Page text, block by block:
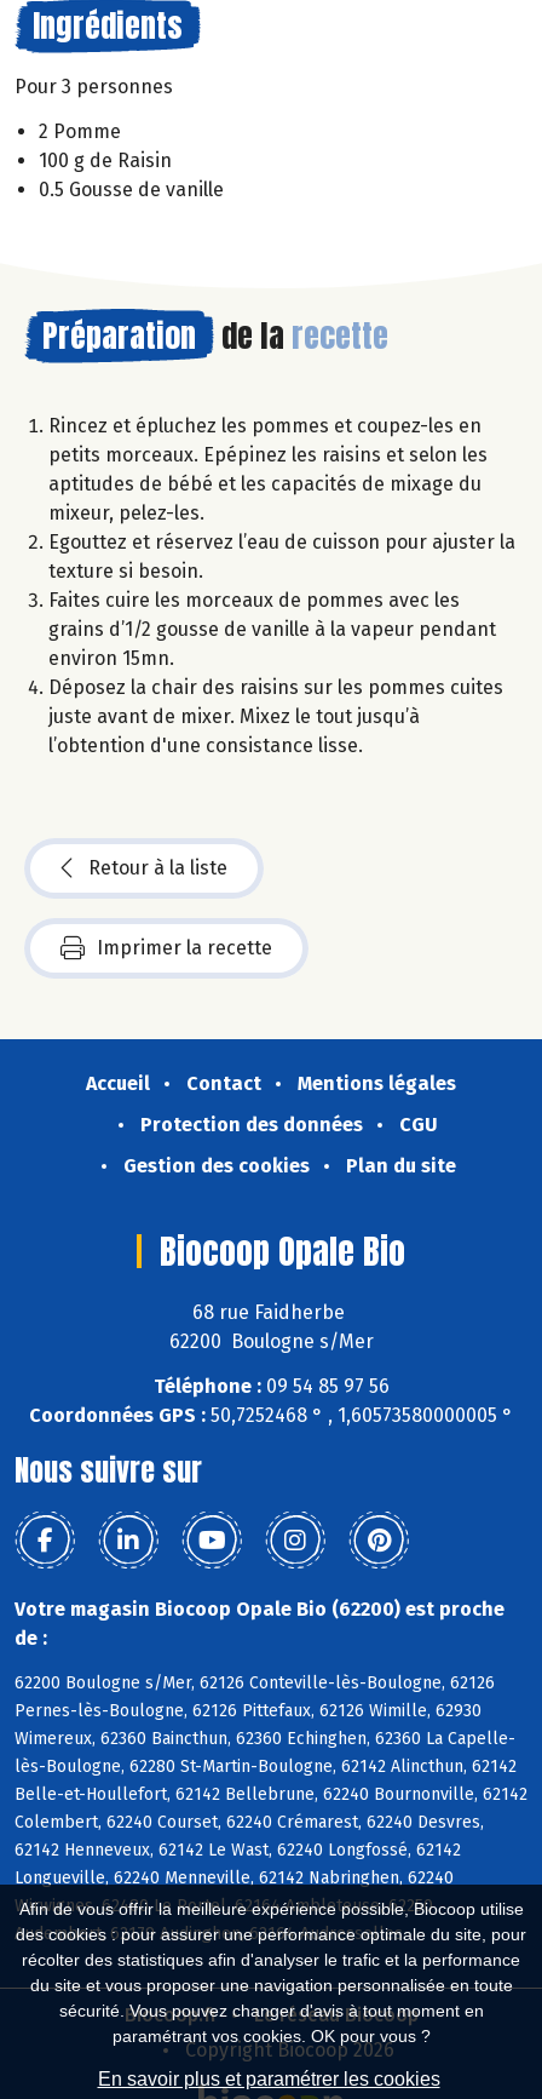
Afin de vous offrir la meilleure expérience possible, Biocoop utilise
des cookies : pour assurer une performance optimale du site, pour
récolter des statistiques afin d'analyser le trafic et la performance
du site et vous proposer une navigation personnalisée en toute
sécurité. Vous pouvez changer d'avis à tout moment en
paramétrant vos cookies. OK pour vous ?
En savoir plus et paramétrer les cookies
Ingrédients
Pour 3 personnes
2 Pomme
100 g de Raisin
0.5 Gousse de vanille
Préparation de la recette
Rincez et épluchez les pommes et coupez-les en
petits morceaux. Epépinez les raisins et selon les
aptitudes de bébé et les capacités de mixage du
mixeur, pelez-les.
Egouttez et réservez l’eau de cuisson pour ajuster la
texture si besoin.
Faites cuire les morceaux de pommes avec les
grains d’1/2 gousse de vanille à la vapeur pendant
environ 15mn.
Déposez la chair des raisins sur les pommes cuites
juste avant de mixer. Mixez le tout jusqu’à
l’obtention d'une consistance lisse.
Retour à la liste
Imprimer la recette
Accueil Contact
Mentions légales
Protection des données
CGU
Gestion des cookies
Plan du site
Biocoop Opale Bio
68 rue Faidherbe
62200 Boulogne s/Mer
Téléphone :09 54 85 97 56
Coordonnées GPS : 50,7252468 ° , 1,60573580000005 °
Nous suivre sur
Votre magasin Biocoop Opale Bio (62200) est proche
de :
62200 Boulogne s/Mer, 62126 Conteville-lès-Boulogne, 62126
Pernes-lès-Boulogne, 62126 Pittefaux, 62126 Wimille, 62930
Wimereux, 62360 Baincthun, 62360 Echinghen, 62360 La Capelle-
lès-Boulogne, 62280 St-Martin-Boulogne, 62142 Alincthun, 62142
Belle-et-Houllefort, 62142 Bellebrune, 62240 Bournonville, 62142
Colembert, 62240 Courset, 62240 Crémarest, 62240 Desvres,
62142 Henneveux, 62142 Le Wast, 62240 Longfossé, 62142
Longueville, 62240 Menneville, 62142 Nabringhen, 62240
Wirwignes, 62480 Le Portel, 62164 Ambleteuse, 62250
Audembert, 62179 Audinghen, 62164 Audresselles
Biocoop.fr
Le réseau Biocoop
Copyright Biocoop 2026